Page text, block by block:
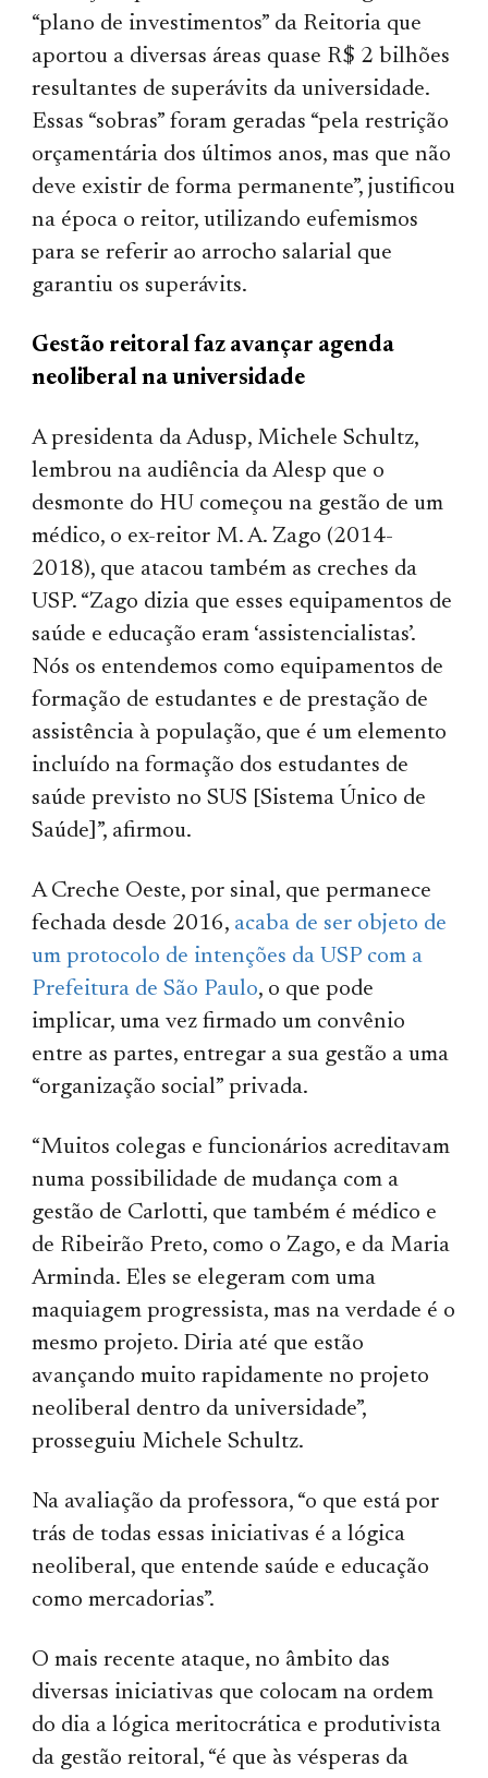
“plano de investimentos” da Reitoria que
aportou a diversas áreas quase R$ 2 bilhões
resultantes de superávits da universidade.
Essas “sobras” foram geradas “pela restrição
orçamentária dos últimos anos, mas que não
deve existir de forma permanente”, justificou
na época o reitor, utilizando eufemismos
para se referir ao arrocho salarial que
garantiu os superávits.
Gestão reitoral faz avançar agenda
neoliberal na universidade
A presidenta da Adusp, Michele Schultz,
lembrou na audiência da Alesp que o
desmonte do HU começou na gestão de um
médico, o ex-reitor M. A. Zago (2014-
2018), que atacou também as creches da
USP. “Zago dizia que esses equipamentos de
saúde e educação eram ‘assistencialistas’.
Nós os entendemos como equipamentos de
formação de estudantes e de prestação de
assistência à população, que é um elemento
incluído na formação dos estudantes de
saúde previsto no SUS [Sistema Único de
Saúde]”, afirmou.
A Creche Oeste, por sinal, que permanece
fechada desde 2016, acaba de ser objeto de
um protocolo de intenções da USP com a
Prefeitura de São Paulo, o que pode
implicar, uma vez firmado um convênio
entre as partes, entregar a sua gestão a uma
“organização social” privada.
“Muitos colegas e funcionários acreditavam
numa possibilidade de mudança com a
gestão de Carlotti, que também é médico e
de Ribeirão Preto, como o Zago, e da Maria
Arminda. Eles se elegeram com uma
maquiagem progressista, mas na verdade é o
mesmo projeto. Diria até que estão
avançando muito rapidamente no projeto
neoliberal dentro da universidade”,
prosseguiu Michele Schultz.
Na avaliação da professora, “o que está por
trás de todas essas iniciativas é a lógica
neoliberal, que entende saúde e educação
como mercadorias”.
O mais recente ataque, no âmbito das
diversas iniciativas que colocam na ordem
do dia a lógica meritocrática e produtivista
da gestão reitoral, “é que às vésperas da